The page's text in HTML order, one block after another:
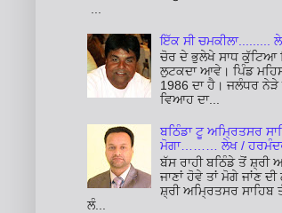
ਇੱਕ ਸੀ ਚਮਕੀਲਾ.........
ਚੋਰ ਦੇ ਭੁਲੇਖੇ ਸਾਧ ਕੁੱਟਿਆ
ਲੁਟਕਦਾ ਆਵੇ। ਪਿੰਡ
1986 ਦਾ ਹੈ। ਜਲੰਧਰ
ਵਿਆਹ ਦਾ...
ਬਠਿੰਡਾ ਟੂ ਅਮ੍ਰਿਤਸਰ
ਮੋਗਾ……… ਲੇਖ /
ਬੱਸ ਰਾਹੀ ਬਠਿੰਡੇ ਤੋਂ ਸ਼੍ਰੀ
ਜਾਣਾਂ ਹੋਵੇ ਤਾਂ ਮੋਗੇ ਜਾਂਣ
ਸ਼੍ਰੀ ਅਮ੍ਰਿਤਸਰ ਸਾਹਿਬ
ਲੰ...